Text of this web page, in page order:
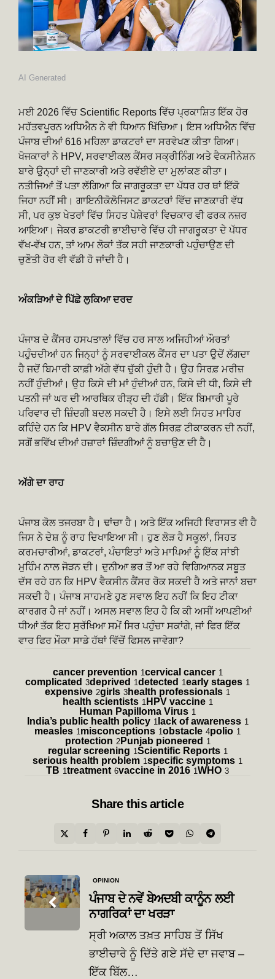
AI Generated
ਮਈ 2026 ਵਿੱਚ Scientific Reports ਵਿੱਚ ਪ੍ਰਕਾਸ਼ਿਤ ਇੱਕ ਹੋਰ
ਮਹੱਤਵਪੂਰਨ ਅਧਿਐਨ ਨੇ ਵੀ ਧਿਆਨ ਖਿੱਚਿਆ। ਇਸ ਅਧਿਐਨ ਵਿੱਚ
ਪੰਜਾਬ ਦੀਆਂ 616 ਮਹਿਲਾ ਡਾਕਟਰਾਂ ਦਾ ਸਰਵੇਖਣ ਕੀਤਾ ਗਿਆ।
ਖੋਜਕਾਰਾਂ ਨੇ HPV, ਸਰਵਾਈਕਲ ਕੈਂਸਰ ਸਕ੍ਰੀਨਿੰਗ ਅਤੇ ਵੈਕਸੀਨੇਸ਼ਨ
ਬਾਰੇ ਉਨ੍ਹਾਂ ਦੀ ਜਾਣਕਾਰੀ ਅਤੇ ਰਵੱਈਏ ਦਾ ਮੁਲਾਂਕਣ ਕੀਤਾ।
ਨਤੀਜਿਆਂ ਤੋਂ ਪਤਾ ਲੱਗਿਆ ਕਿ ਜਾਗਰੂਕਤਾ ਦਾ ਪੱਧਰ ਹਰ ਥਾਂ ਇੱਕੋ
ਜਿਹਾ ਨਹੀਂ ਸੀ। ਗਾਇਨੀਕੋਲੋਜਿਸਟ ਡਾਕਟਰਾਂ ਵਿੱਚ ਜਾਣਕਾਰੀ ਵੱਧ
ਸੀ, ਪਰ ਕੁਝ ਖੇਤਰਾਂ ਵਿੱਚ ਸਿਹਤ ਪੇਸ਼ੇਵਰਾਂ ਵਿਚਕਾਰ ਵੀ ਫਰਕ ਨਜ਼ਰ
ਆਇਆ। ਜੇਕਰ ਡਾਕਟਰੀ ਭਾਈਚਾਰੇ ਵਿੱਚ ਹੀ ਜਾਗਰੂਕਤਾ ਦੇ ਪੱਧਰ
ਵੱਖ-ਵੱਖ ਹਨ, ਤਾਂ ਆਮ ਲੋਕਾਂ ਤੱਕ ਸਹੀ ਜਾਣਕਾਰੀ ਪਹੁੰਚਾਉਣ ਦੀ
ਚੁਣੌਤੀ ਹੋਰ ਵੀ ਵੱਡੀ ਹੋ ਜਾਂਦੀ ਹੈ।
ਅੰਕੜਿਆਂ ਦੇ ਪਿੱਛੇ ਲੁਕਿਆ ਦਰਦ
ਪੰਜਾਬ ਦੇ ਕੈਂਸਰ ਹਸਪਤਾਲਾਂ ਵਿੱਚ ਹਰ ਸਾਲ ਅਜਿਹੀਆਂ ਔਰਤਾਂ
ਪਹੁੰਚਦੀਆਂ ਹਨ ਜਿਨ੍ਹਾਂ ਨੂੰ ਸਰਵਾਈਕਲ ਕੈਂਸਰ ਦਾ ਪਤਾ ਉਦੋਂ ਲੱਗਦਾ
ਹੈ ਜਦੋਂ ਬਿਮਾਰੀ ਕਾਫ਼ੀ ਅੱਗੇ ਵੱਧ ਚੁੱਕੀ ਹੁੰਦੀ ਹੈ। ਉਹ ਸਿਰਫ਼ ਮਰੀਜ਼
ਨਹੀਂ ਹੁੰਦੀਆਂ। ਉਹ ਕਿਸੇ ਦੀ ਮਾਂ ਹੁੰਦੀਆਂ ਹਨ, ਕਿਸੇ ਦੀ ਧੀ, ਕਿਸੇ ਦੀ
ਪਤਨੀ ਜਾਂ ਘਰ ਦੀ ਆਰਥਿਕ ਰੀੜ੍ਹ ਦੀ ਹੱਡੀ। ਇੱਕ ਬਿਮਾਰੀ ਪੂਰੇ
ਪਰਿਵਾਰ ਦੀ ਜ਼ਿੰਦਗੀ ਬਦਲ ਸਕਦੀ ਹੈ। ਇਸੇ ਲਈ ਸਿਹਤ ਮਾਹਿਰ
ਕਹਿੰਦੇ ਹਨ ਕਿ HPV ਵੈਕਸੀਨ ਬਾਰੇ ਗੱਲ ਸਿਰਫ਼ ਟੀਕਾਕਰਨ ਦੀ ਨਹੀਂ,
ਸਗੋਂ ਭਵਿੱਖ ਦੀਆਂ ਹਜ਼ਾਰਾਂ ਜ਼ਿੰਦਗੀਆਂ ਨੂੰ ਬਚਾਉਣ ਦੀ ਹੈ।
ਅੱਗੇ ਦਾ ਰਾਹ
ਪੰਜਾਬ ਕੋਲ ਤਜਰਬਾ ਹੈ। ਢਾਂਚਾ ਹੈ। ਅਤੇ ਇੱਕ ਅਜਿਹੀ ਵਿਰਾਸਤ ਵੀ ਹੈ
ਜਿਸ ਨੇ ਦੇਸ਼ ਨੂੰ ਰਾਹ ਦਿਖਾਇਆ ਸੀ। ਹੁਣ ਲੋੜ ਹੈ ਸਕੂਲਾਂ, ਸਿਹਤ
ਕਰਮਚਾਰੀਆਂ, ਡਾਕਟਰਾਂ, ਪੰਚਾਇਤਾਂ ਅਤੇ ਮਾਪਿਆਂ ਨੂੰ ਇੱਕ ਸਾਂਝੀ
ਮੁਹਿੰਮ ਨਾਲ ਜੋੜਨ ਦੀ। ਦੁਨੀਆ ਭਰ ਤੋਂ ਆ ਰਹੇ ਵਿਗਿਆਨਕ ਸਬੂਤ
ਦੱਸ ਰਹੇ ਹਨ ਕਿ HPV ਵੈਕਸੀਨ ਕੈਂਸਰ ਰੋਕ ਸਕਦੀ ਹੈ ਅਤੇ ਜਾਨਾਂ ਬਚਾ
ਸਕਦੀ ਹੈ। ਪੰਜਾਬ ਸਾਹਮਣੇ ਹੁਣ ਸਵਾਲ ਇਹ ਨਹੀਂ ਕਿ ਇਹ ਟੀਕਾ
ਕਾਰਗਰ ਹੈ ਜਾਂ ਨਹੀਂ। ਅਸਲ ਸਵਾਲ ਇਹ ਹੈ ਕਿ ਕੀ ਅਸੀਂ ਆਪਣੀਆਂ
ਧੀਆਂ ਤੱਕ ਇਹ ਸੁਰੱਖਿਆ ਸਮੇਂ ਸਿਰ ਪਹੁੰਚਾ ਸਕਾਂਗੇ, ਜਾਂ ਫਿਰ ਇੱਕ
ਵਾਰ ਫਿਰ ਮੌਕਾ ਸਾਡੇ ਹੱਥਾਂ ਵਿੱਚੋਂ ਫਿਸਲ ਜਾਵੇਗਾ?
cancer prevention 1cervical cancer 1
complicated 3deprived 1detected 1early stages 1
expensive 2girls 3 health professionals 1
health scientists 1 HPV vaccine 1
Human Papilloma Virus 1
India’s public health policy 1 lack of awareness 1
measles 1misconceptions 1obstacle 4polio 1
protection 2Punjab pioneered 1
regular screening 1Scientific Reports 1
serious health problem 1specific symptoms 1
TB 1treatment 6vaccine in 2016 1WHO 3
Share this article
Post
navigation
OPINION
ਪੰਜਾਬ ਦੇ ਨਵੇਂ ਬੇਅਦਬੀ ਕਾਨੂੰਨ ਲਈ
ਨਾਗਰਿਕਾਂ ਦਾ ਖਰੜਾ
ਸ੍ਰੀ ਅਕਾਲ ਤਖ਼ਤ ਸਾਹਿਬ ਤੋਂ ਸਿੱਖ
ਭਾਈਚਾਰੇ ਨੂੰ ਦਿੱਤੇ ਗਏ ਸੱਦੇ ਦਾ ਜਵਾਬ –
ਇੱਕ ਬਿੱਲ…